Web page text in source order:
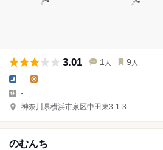
3.01 1 人 9 人
- -
-
神奈川県横浜市泉区中田東3-1-3
のむんち